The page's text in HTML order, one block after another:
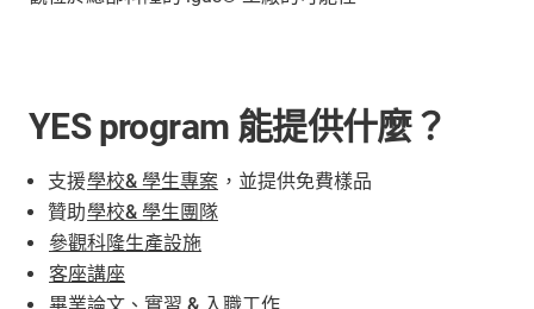
YES program 能提供什麼？
支援學校& 學生專案 ，並提供免費樣品
贊助學校& 學生團隊
參觀科隆生產設施
客座講座